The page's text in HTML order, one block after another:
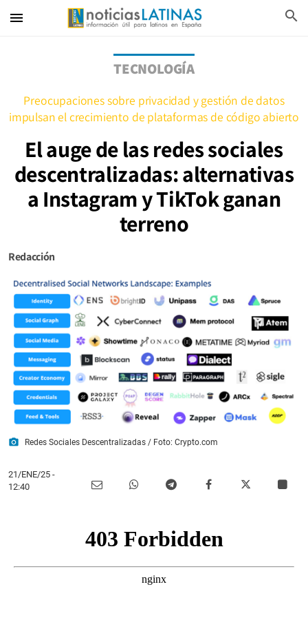
menu search
TECNOLOGÍA
Preocupaciones sobre privacidad y gestión de datos
impulsan el crecimiento de plataformas de código abierto
El auge de las redes sociales
descentralizadas: alternativas
a Instagram y TikTok ganan
terreno
Redacción
photo_camera Redes Sociales Descentralizadas / Foto: Crypto.com
21/ENE/25 -
12:40